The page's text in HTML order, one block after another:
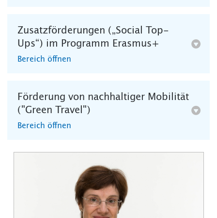
Zusatzförderungen („Social Top-
Ups“) im Programm Erasmus+
Bereich öffnen
Förderung von nachhaltiger Mobilität
("Green Travel")
Bereich öffnen